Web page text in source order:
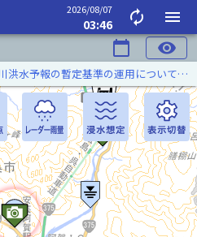
2026/08/07
03:46 autorenew
menu
calendar_today visibility
「令和８年熊本地震」に伴う球磨川洪水予報の暫定基準の運用について（令和８年８月５日）